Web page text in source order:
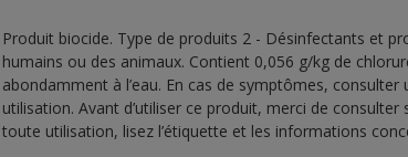
Produit biocide. Type de produits 2 - Désinfectants et
humains ou des animaux. Contient 0,056 g/kg de
abondamment à l’eau. En cas de symptômes,
utilisation. Avant d’utiliser ce produit, merci de
toute utilisation, lisez l’étiquette et les informations